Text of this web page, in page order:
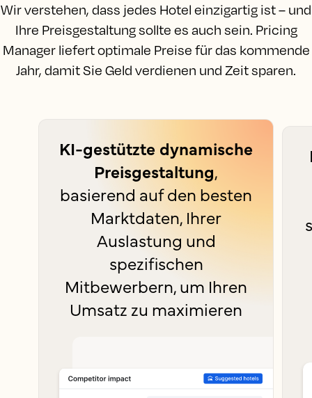
Wir verstehen, dass jedes Hotel einzigartig ist – und
Ihre Preisgestaltung sollte es auch sein. Pricing
Manager liefert optimale Preise für das kommende
Jahr, damit Sie Geld verdienen und Zeit sparen.
KI-gestützte dynamische
Preisgestaltung,
basierend auf den besten
Marktdaten, Ihrer
Auslastung und
spezifischen
Mitbewerbern, um Ihren
Umsatz zu maximieren